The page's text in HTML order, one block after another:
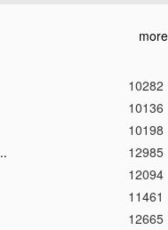
more
10282
10136
10198
12985
12094
11461
12665